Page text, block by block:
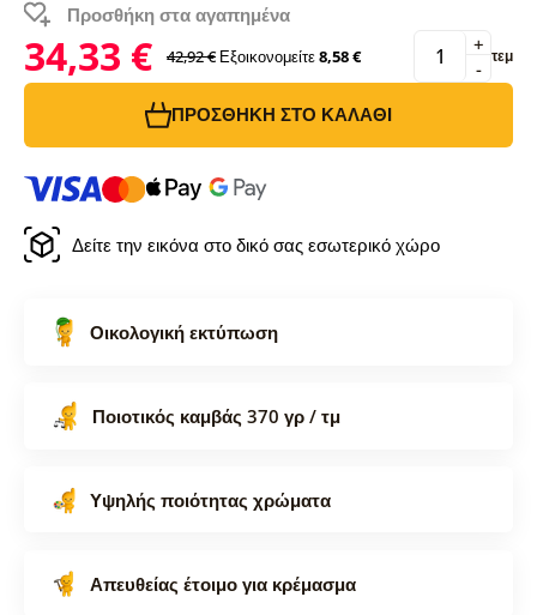
Προσθήκη στα αγαπημένα
34,33 € 42,92 € Εξοικονομείτε8,58 € -
+ τεμ
ΠΡΟΣΘΉΚΗ ΣΤΟ ΚΑΛΆΘΙ
Δείτε την εικόνα στο δικό σας εσωτερικό χώρο
Οικολογική εκτύπωση
Ποιοτικός καμβάς 370 γρ / τμ
Υψηλής ποιότητας χρώματα
Απευθείας έτοιμο για κρέμασμα